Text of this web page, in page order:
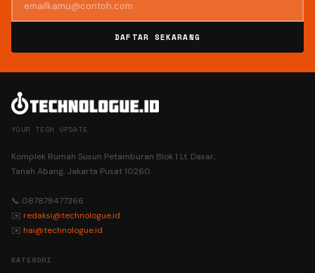
DAFTAR SEKARANG
YOUR TECH UPDATE
Komplek Rumah Susun Petamburan Blok 1 Lt. Dasar,
Tanah Abang, Jakarta Pusat 10260
📞 087878477366
✉️ redaksi@technologue.id
✉️ hai@technologue.id
KATEGORI